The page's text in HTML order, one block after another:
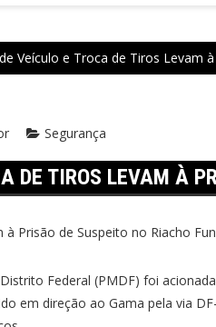
Veículo e Troca de Tiros Levam
Segurança
DE TIROS LEVAM À
Federal (PMDF) foi
em direção ao Gama pela via